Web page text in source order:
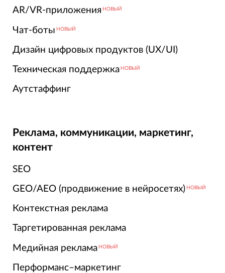
AR/VR-приложения НОВЫЙ
Чат-боты НОВЫЙ
Дизайн цифровых продуктов (UX/UI)
Техническая поддержка НОВЫЙ
Аутстаффинг
Реклама, коммуникации, маркетинг,
контент
SEO
GEO/AEO (продвижение в нейросетях) НОВЫЙ
Контекстная реклама
Таргетированная реклама
Медийная реклама НОВЫЙ
Перформанс–маркетинг